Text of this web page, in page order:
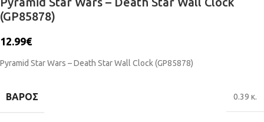
(GP85878)
12.99€
Pyramid Star Wars – Death Star Wall Clock (GP85878)
ΒΆΡΟΣ 0.39 κ.